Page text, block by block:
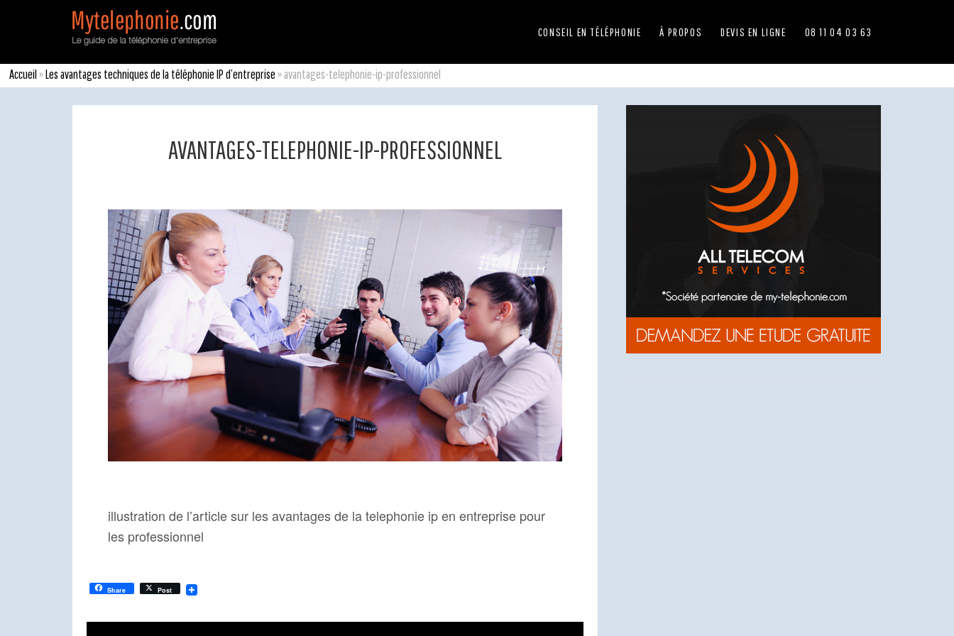
CONSEIL EN TÉLÉPHONIE À PROPOS DEVIS EN LIGNE 08 11 04 03 63
Accueil»Les avantages techniques de la téléphonie IP d’entreprise»avantages-telephonie-ip-professionnel
AVANTAGES-TELEPHONIE-IP-PROFESSIONNEL
illustration de l’article sur les avantages de la telephonie ip en entreprise pour
les professionnel
Share Post